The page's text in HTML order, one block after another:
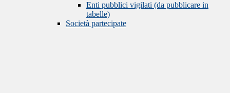
Enti pubblici vigilati (da pubblicare in
tabelle)
Società partecipate